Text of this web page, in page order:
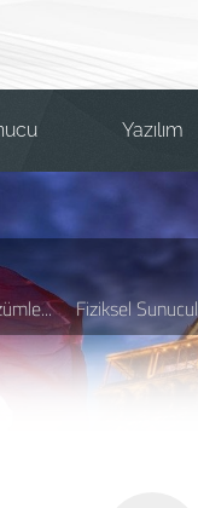
Yazılım
Fiziksel